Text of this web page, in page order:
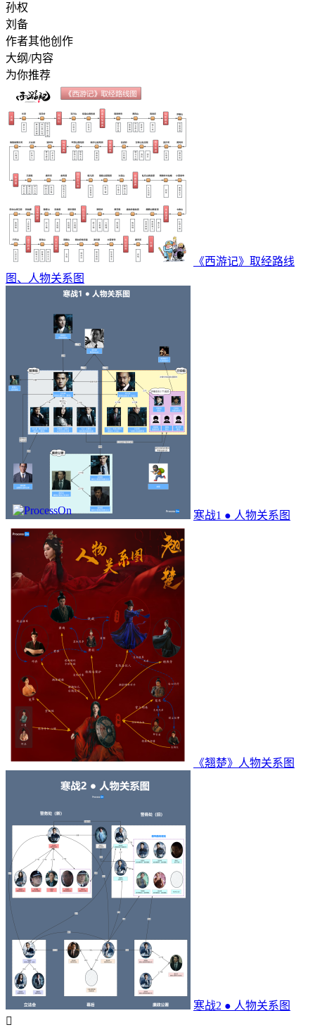
孙权
刘备
作者其他创作
大纲/内容
为你推荐
《西游记》取经路线
图、人物关系图
寒战1 ● 人物关系图
《翘楚》人物关系图
寒战2 ● 人物关系图
